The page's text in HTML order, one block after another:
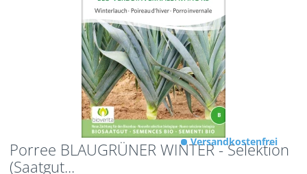
Porree BLAUGRÜNER WINTER - Selektion
(Saatgut...
Versandkostenfrei